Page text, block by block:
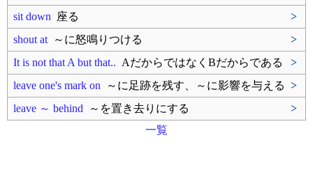
sit down 座る
>
shout at ～に怒鳴りつける
>
It is not that A but that.. AだからではなくBだからである
>
leave one's mark on ～に足跡を残す、～に影響を与える >
leave ～ behind ～を置き去りにする
>
一覧